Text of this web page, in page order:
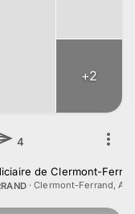
+2
4
de Clermont-
·Clermont-Ferrand,